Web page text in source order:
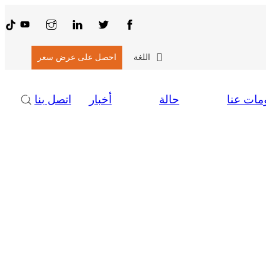
اللغة احصل على عرض سعر
عنا حالة أخبار اتصل بنا